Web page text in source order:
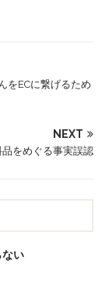
をECに繋げるため
NEXT
をめぐる事実誤認
ない